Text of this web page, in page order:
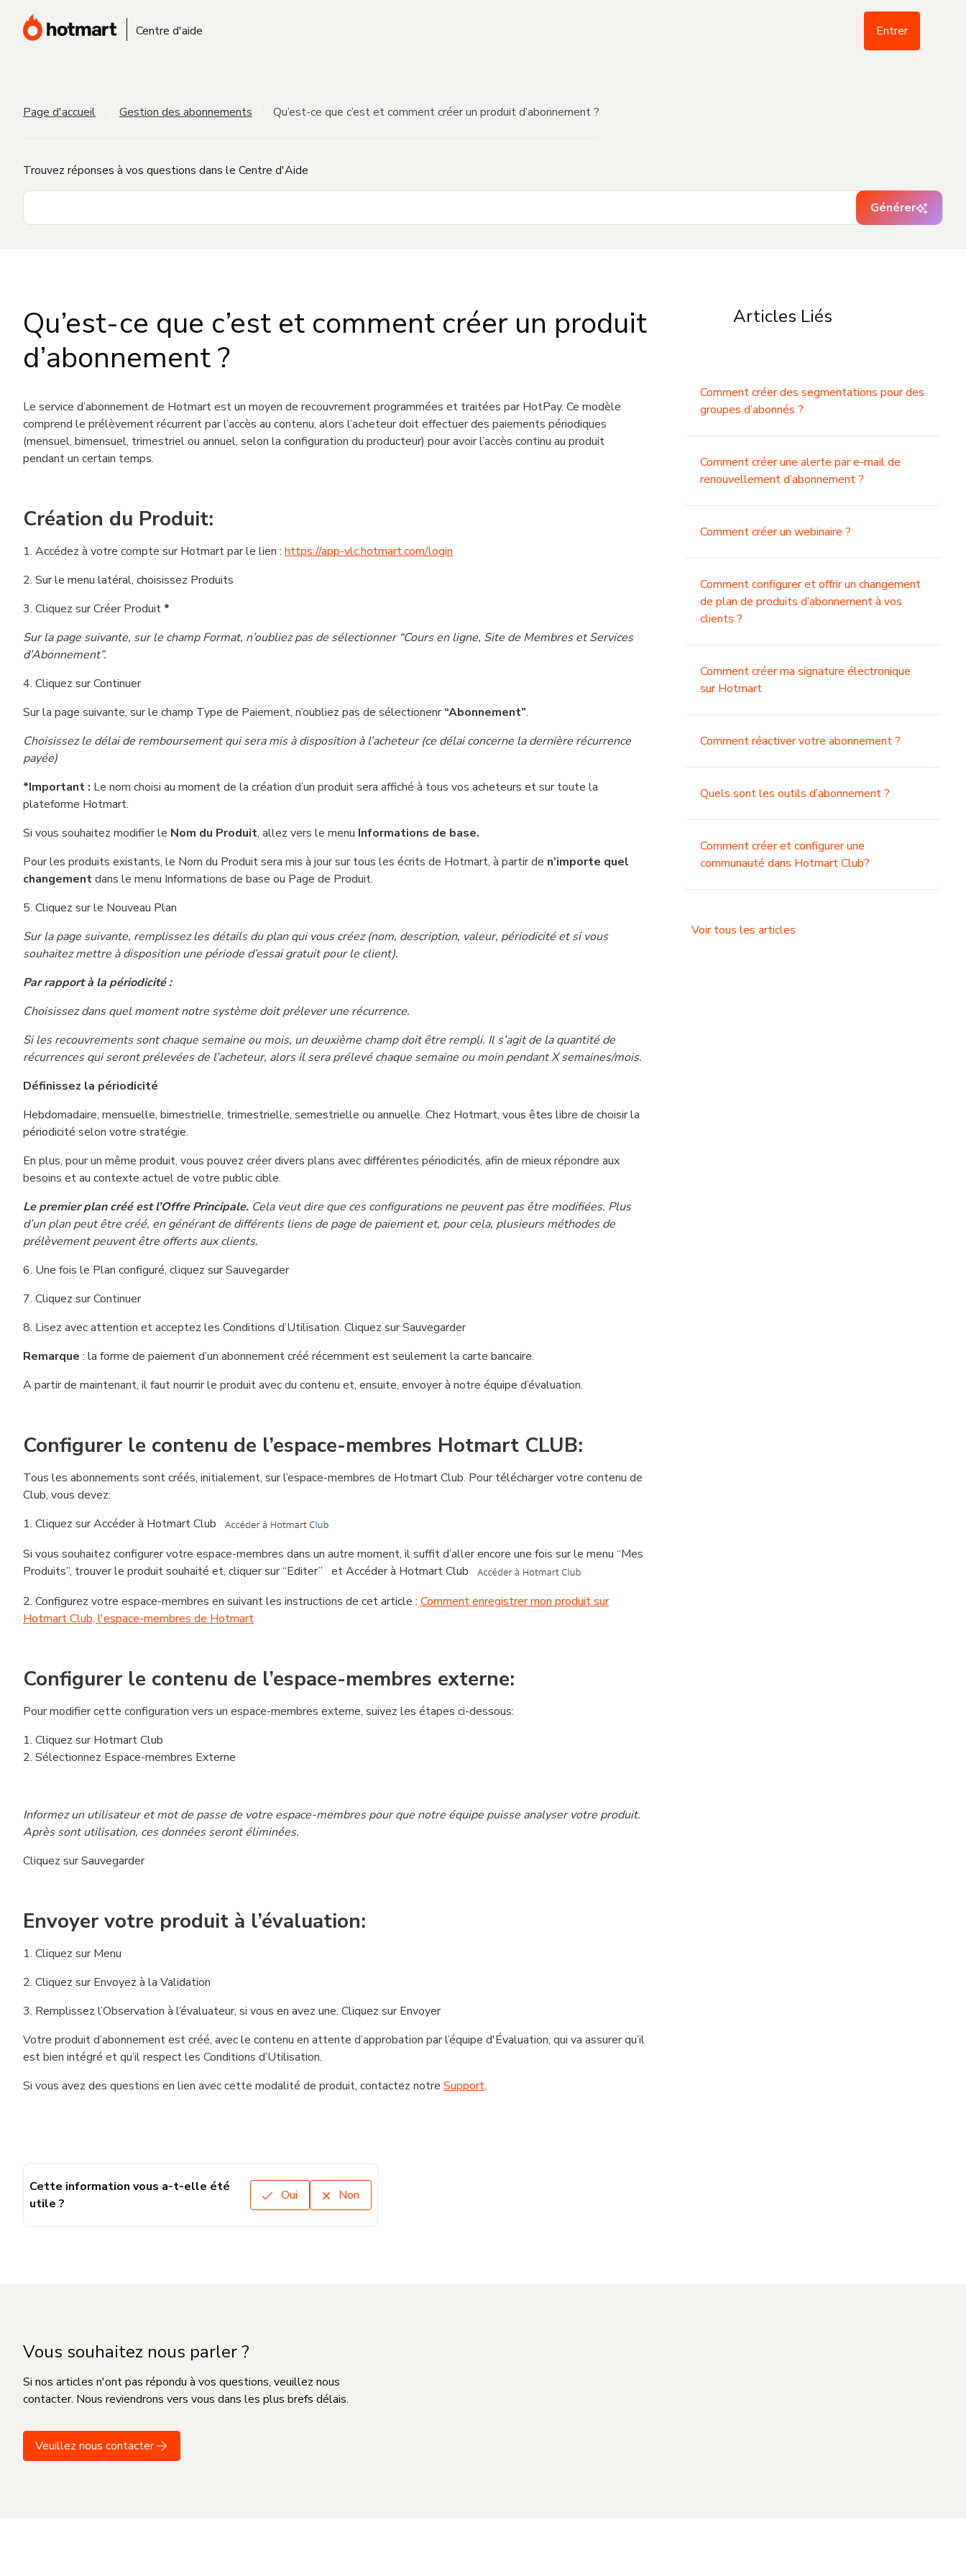
Centre d'aide Entrer
Page d'accueil Gestion des abonnements Qu’est-ce que c’est et comment créer un produit d’abonnement ?
Trouvez réponses à vos questions dans le Centre d'Aide
Générer
Qu’est-ce que c’est et comment créer un produit
d’abonnement ?
Le service d’abonnement de Hotmart est un moyen de recouvrement programmées et traitées par HotPay. Ce modèle
comprend le prélèvement récurrent par l’accès au contenu, alors l’acheteur doit effectuer des paiements périodiques
(mensuel, bimensuel, trimestriel ou annuel, selon la configuration du producteur) pour avoir l’accès continu au produit
pendant un certain temps.
Création du Produit:
1. Accédez à votre compte sur Hotmart par le lien : https://app-vlc.hotmart.com/login
2. Sur le menu latéral, choisissez Produits
3. Cliquez sur Créer Produit *
Sur la page suivante, sur le champ Format, n’oubliez pas de sélectionner “Cours en ligne, Site de Membres et Services
d’Abonnement”.
4. Cliquez sur Continuer
Sur la page suivante, sur le champ Type de Paiement, n’oubliez pas de sélectionenr“Abonnement”.
Choisissez le délai de remboursement qui sera mis à disposition à l’acheteur (ce délai concerne la dernière récurrence
payée)
*Important : Le nom choisi au moment de la création d’un produit sera affiché à tous vos acheteurs et sur toute la
plateforme Hotmart.
Si vous souhaitez modifier le Nom du Produit, allez vers le menu Informations de base.
Pour les produits existants, le Nom du Produit sera mis à jour sur tous les écrits de Hotmart, à partir de n’importe quel
changementdans le menu Informations de base ou Page de Produit.
5. Cliquez sur le Nouveau Plan
Sur la page suivante, remplissez les détails du plan qui vous créez (nom, description, valeur, périodicité et si vous
souhaitez mettre à disposition une période d’essai gratuit pour le client).
Par rapport à la périodicité :
Choisissez dans quel moment notre système doit prélever une récurrence.
Si les recouvrements sont chaque semaine ou mois, un deuxième champ doit être rempli. Il s’agit de la quantité de
récurrences qui seront prélevées de l’acheteur, alors il sera prélevé chaque semaine ou moin pendant X semaines/mois.
Définissez la périodicité
Hebdomadaire, mensuelle, bimestrielle, trimestrielle, semestrielle ou annuelle. Chez Hotmart, vous êtes libre de choisir la
périodicité selon votre stratégie.
En plus, pour un même produit, vous pouvez créer divers plans avec différentes périodicités, afin de mieux répondre aux
besoins et au contexte actuel de votre public cible.
Le premier plan créé est l’Offre Principale. Cela veut dire que ces configurations ne peuvent pas être modifiées. Plus
d’un plan peut être créé, en générant de différents liens de page de paiement et, pour cela, plusieurs méthodes de
prélèvement peuvent être offerts aux clients.
6. Une fois le Plan configuré, cliquez sur Sauvegarder
7. Cliquez sur Continuer
8. Lisez avec attention et acceptez les Conditions d’Utilisation. Cliquez sur Sauvegarder
Remarque : la forme de paiement d’un abonnement créé récemment est seulement la carte bancaire.
A partir de maintenant, il faut nourrir le produit avec du contenu et, ensuite, envoyer à notre équipe d’évaluation.
Configurer le contenu de l’espace-membres Hotmart CLUB:
Tous les abonnements sont créés, initialement, sur l’espace-membres de Hotmart Club. Pour télécharger votre contenu de
Club, vous devez:
1. Cliquez sur Accéder à Hotmart Club
Si vous souhaitez configurer votre espace-membres dans un autre moment, il suffit d’aller encore une fois sur le menu “Mes
Produits”, trouver le produit souhaité et, cliquer sur “Editer” et Accéder à Hotmart Club
2. Configurez votre espace-membres en suivant les instructions de cet article : Comment enregistrer mon produit sur
Hotmart Club, l'espace-membres de Hotmart
Configurer le contenu de l’espace-membres externe:
Pour modifier cette configuration vers un espace-membres externe, suivez les étapes ci-dessous:
1. Cliquez sur Hotmart Club
2. Sélectionnez Espace-membres Externe
Informez un utilisateur et mot de passe de votre espace-membres pour que notre équipe puisse analyser votre produit.
Après sont utilisation, ces données seront éliminées.
Cliquez sur Sauvegarder
Envoyer votre produit à l’évaluation:
1. Cliquez sur Menu
2. Cliquez sur Envoyez à la Validation
3. Remplissez l’Observation à l’évaluateur, si vous en avez une. Cliquez sur Envoyer
Votre produit d’abonnement est créé, avec le contenu en attente d’approbation par l’équipe d'Évaluation, qui va assurer qu’il
est bien intégré et qu’il respect les Conditions d’Utilisation.
Si vous avez des questions en lien avec cette modalité de produit, contactez notre Support.
Articles Liés
Comment créer des segmentations pour des
groupes d’abonnés ?
Comment créer une alerte par e-mail de
renouvellement d’abonnement ?
Comment créer un webinaire ?
Comment configurer et offrir un changement
de plan de produits d’abonnement à vos
clients ?
Comment créer ma signature électronique
sur Hotmart
Comment réactiver votre abonnement ?
Quels sont les outils d’abonnement ?
Comment créer et configurer une
communauté dans Hotmart Club?
Voir tous les articles
Cette information vous a-t-elle été
utile ?
Oui Non
Vous souhaitez nous parler ?
Si nos articles n'ont pas répondu à vos questions, veuillez nous
contacter. Nous reviendrons vers vous dans les plus brefs délais.
Veuillez nous contacter